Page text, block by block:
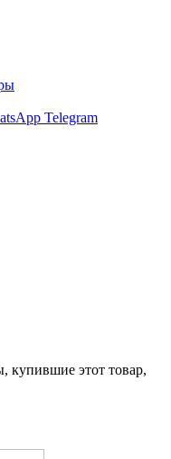
Telegram
купившие этот товар,